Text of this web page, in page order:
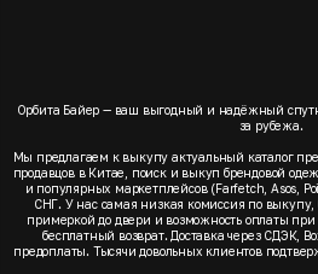
Орбита Байер — ваш выгодный и надёжный
за рубежа.
Мы предлагаем к выкупу актуальный каталог
продавцов в Китае, поиск и выкуп брендовой
и популярных маркетплейсов (Farfetch, Asos,
СНГ. У нас самая низкая комиссия по выкупу,
примеркой до двери и возможность оплаты
бесплатный возврат. Доставка через СДЭК,
предоплаты. Тысячи довольных клиентов